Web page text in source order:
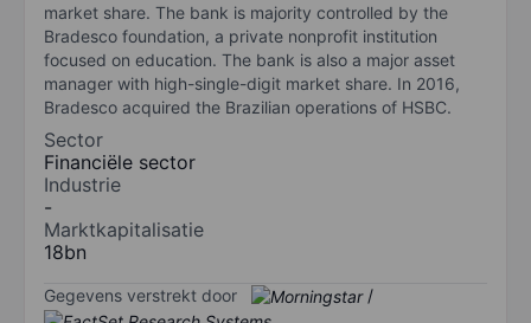
market share. The bank is majority controlled by the
Bradesco foundation, a private nonprofit institution
focused on education. The bank is also a major asset
manager with high-single-digit market share. In 2016,
Bradesco acquired the Brazilian operations of HSBC.
Sector
Financiële sector
Industrie
-
Marktkapitalisatie
18bn
Gegevens verstrekt door /